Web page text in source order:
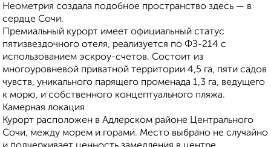
Неометрия создала подобное пространство здесь — в
сердце Сочи.
Премиальный курорт имеет официальный статус
пятизвездочного отеля, реализуется по ФЗ-214 с
использованием эскроу-счетов. Состоит из
многоуровневой приватной территории 4,5 га, пяти садов
чувств, уникального парящего променада 1,3 га, ведущего
к морю, и собственного концептуального пляжа.
Камерная локация
Курорт расположен в Адлерском районе Центрального
Сочи, между морем и горами. Место выбрано не случайно